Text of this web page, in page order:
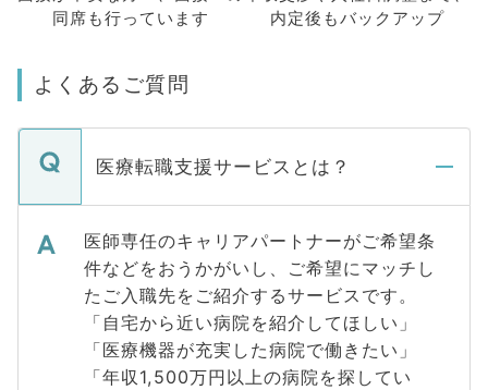
同席も行っています
内定後もバックアップ
よくあるご質問
医療転職支援サービスとは？
医師専任のキャリアパートナーがご希望条
件などをおうかがいし、ご希望にマッチし
たご入職先をご紹介するサービスです。
「自宅から近い病院を紹介してほしい」
「医療機器が充実した病院で働きたい」
「年収1,500万円以上の病院を探してい